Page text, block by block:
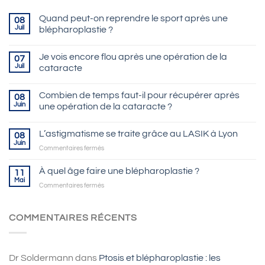
08
Juil
Quand peut-on reprendre le sport après une
blépharoplastie ?
07
Juil
Je vois encore flou après une opération de la
cataracte
08
Juin
Combien de temps faut-il pour récupérer après
une opération de la cataracte ?
08
Juin
L’astigmatisme se traite grâce au LASIK à Lyon
Commentaires ferméssur
grâce
à
11
Mai
À quel âge faire une blépharoplastie ?
Commentaires ferméssur
âge
?
COMMENTAIRES RÉCENTS
Dr Soldermann dans Ptosis et blépharoplastie : les